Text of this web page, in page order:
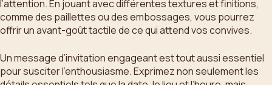
l’attention. En jouant avec différentes textures et finitions,
comme des paillettes ou des embossages, vous pourrez
offrir un avant-goût tactile de ce qui attend vos convives.
Un message d’invitation engageant est tout aussi essentiel
pour susciter l’enthousiasme. Exprimez non seulement les